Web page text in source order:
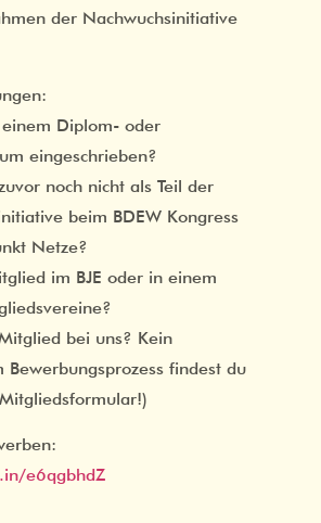
der Nachwuchsinitiative
Diplom- oder
eingeschrieben?
noch nicht als Teil der
beim BDEW Kongress
Netze?
im BJE oder in einem
bei uns? Kein
Bewerbungsprozess findest du
e6qgbhdZ